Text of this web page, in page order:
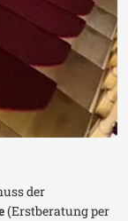
der
(Erstberatung per